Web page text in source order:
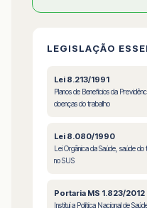
LEGISLAÇÃO
Lei 8.213/1991
Planos de Benefícios da
doenças do trabalho
Lei 8.080/1990
Lei Orgânica da Saúde, saúde
no SUS
Portaria MS 1.823/2012
Institui a Política Nacional de